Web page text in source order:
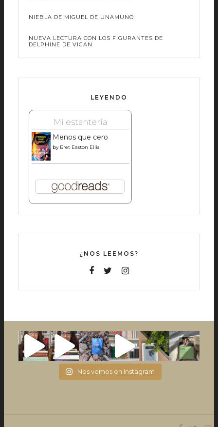
NIEBLA DE MIGUEL DE UNAMUNO
NUEVA LECTURA CON LOS FIGURANTES DE
DELPHINE DE VIGAN
LEYENDO
Mi estantería
Menos que cero
by Bret Easton Ellis
¿NOS LEEMOS?
Nos vemos en Instagram